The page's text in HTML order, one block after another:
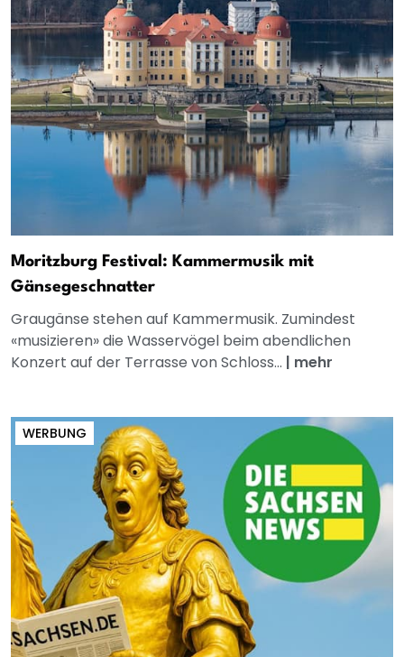
Moritzburg Festival: Kammermusik mit
Gänsegeschnatter
Graugänse stehen auf Kammermusik. Zumindest
«musizieren» die Wasservögel beim abendlichen
Konzert auf der Terrasse von Schloss... | mehr
WERBUNG